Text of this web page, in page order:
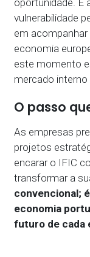
oportunidade. É
vulnerabilidade
em
economia
este momento
mercado interno
O passo
As empresas
projetos
encarar o IFIC
transformar a
convencional;
economia
futuro de cada